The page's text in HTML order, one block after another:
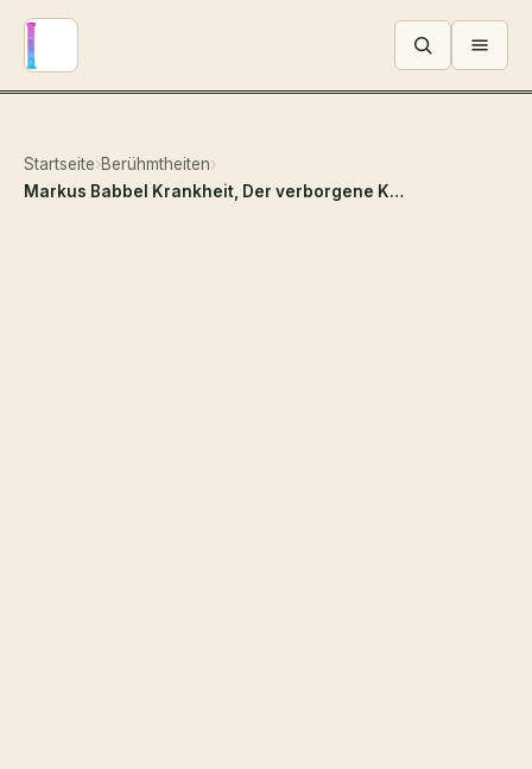
Menü
Startseite›Berühmtheiten›
Markus Babbel Krankheit, Der verborgene Kampf hinter der Fußballlegende